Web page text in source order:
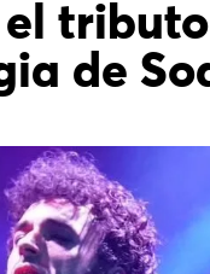
el
de